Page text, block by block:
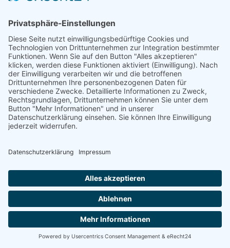
Es wurden leider keine Artikel gefunden, die Ihren Kriterien
entsprechen.
Mehr Informationen
Akzeptieren
powered byUsercentrics Consent Management
Platform&eRecht24